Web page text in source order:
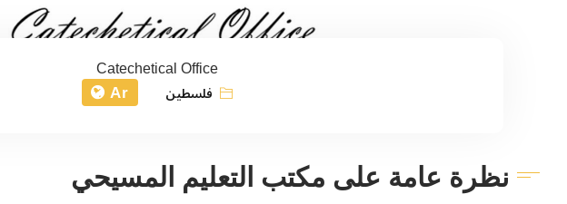
Catechetical Office
فلسطين Ar
نظرة عامة على مكتب التعليم المسيحي